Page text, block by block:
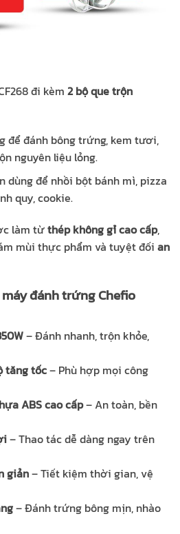
đi kèm 2 bộ que trộn
để đánh bông trứng, kem tươi,
nguyên liệu lỏng.
dùng để nhồi bột bánh mì, pizza
quy, cookie.
làm từthép không gỉ cao cấp,
mùi thực phẩm và tuyệt đối an
đánh trứng Chefio
– Đánh nhanh, trộn khỏe,
tăng tốc– Phù hợp mọi công
ABS cao cấp– An toàn, bền
– Thao tác dễ dàng ngay trên
giản– Tiết kiệm thời gian, vệ
– Đánh trứng bông mịn, nhào